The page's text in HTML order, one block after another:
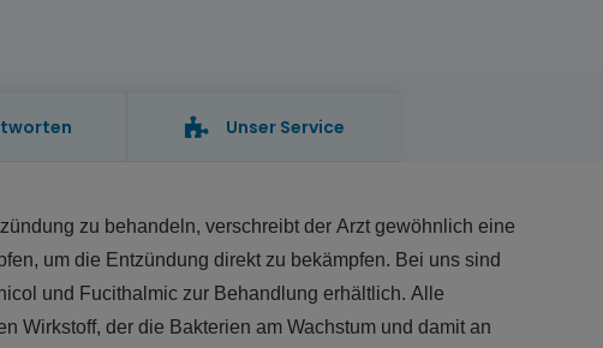
Unser Service
zu behandeln, verschreibt der Arzt gewöhnlich eine
um die Entzündung direkt zu bekämpfen. Bei uns sind
und Fucithalmic zur Behandlung erhältlich. Alle
Wirkstoff, der die Bakterien am Wachstum und damit an